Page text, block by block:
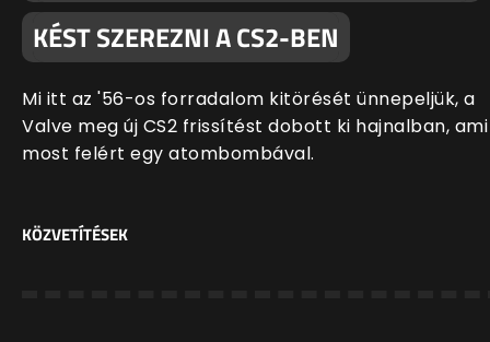
KÉST SZEREZNI A CS2-BEN
Mi itt az '56-os forradalom kitörését ünnepeljük, a
Valve meg új CS2 frissítést dobott ki hajnalban, ami
most felért egy atombombával.
KÖZVETÍTÉSEK